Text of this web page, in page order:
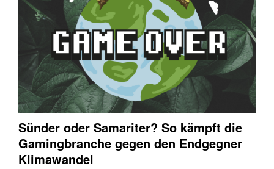
Sünder oder Samariter? So kämpft die
Gamingbranche gegen den Endgegner
Klimawandel